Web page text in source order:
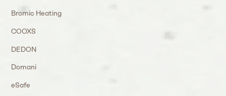
Bromic Heating
COOXS
DEDON
Domani
eSafe